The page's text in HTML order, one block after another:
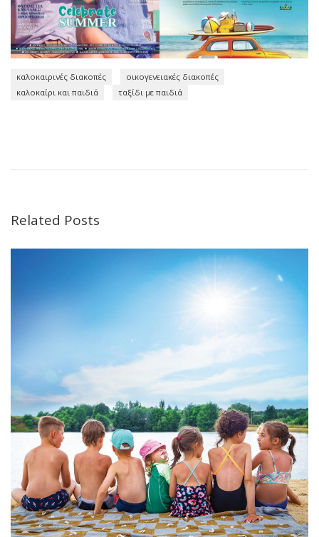
καλοκαιρινές διακοπές
οικογενειακές διακοπές
καλοκαίρι και παιδιά
ταξίδι με παιδιά
Related Posts